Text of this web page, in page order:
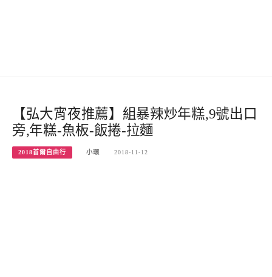
【弘大宵夜推薦】組暴辣炒年糕,9號出口
旁,年糕-魚板-飯捲-拉麵
2018首爾自由行 小環 2018-11-12